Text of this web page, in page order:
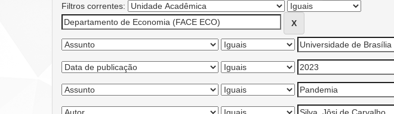
Filtros correntes: